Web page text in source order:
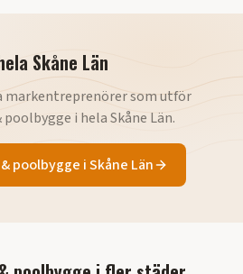
Skåne Län
markentreprenörer som utför
poolbygge i helaSkåne Län.
poolbygge iSkåne Län